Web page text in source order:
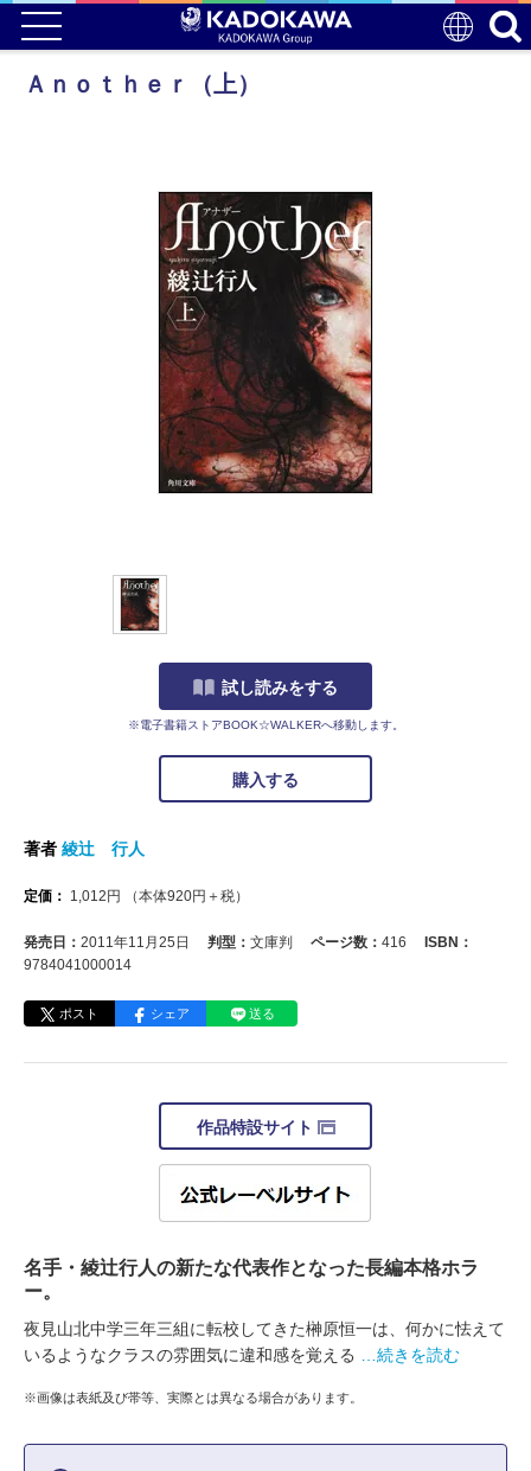
Ａｎｏｔｈｅｒ（上）
試し読みをする
※電子書籍ストアBOOK☆WALKERへ移動します。
購入する
著者 綾辻 行人
定価： 1,012 円 （本体920円＋税）
発売日： 2011年11月25日 判型： 文庫判 ページ数： 416
ISBN：
9784041000014
ポスト シェア 送る
作品特設サイト
名手・綾辻行人の新たな代表作となった長編本格ホラ
ー。
夜見山北中学三年三組に転校してきた榊原恒一は、何かに怯えて
いるようなクラスの雰囲気に違和感を覚える
…続きを読む
※画像は表紙及び帯等、実際とは異なる場合があります。